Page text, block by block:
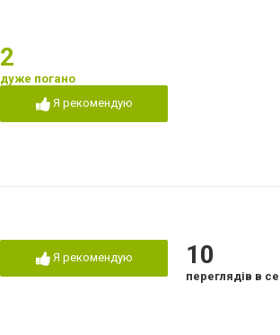
2
дуже погано
Я рекомендую
Я рекомендую 10
переглядів в